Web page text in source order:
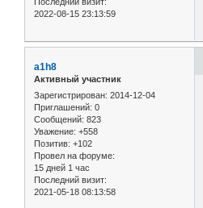
2022-08-15 23:13:59
a1h8
Активный участник
Зарегистрирован: 2014-12-04
Приглашений: 0
Сообщений: 823
Уважение: +558
Позитив: +102
Провел на форуме:
15 дней 1 час
Последний визит:
2021-05-18 08:13:58